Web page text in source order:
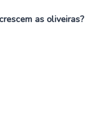
as oliveiras?